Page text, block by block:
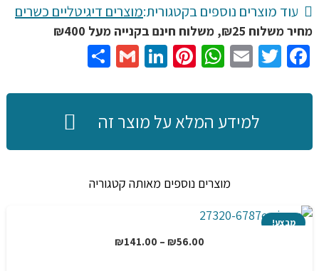
דיגיטלית
4K
איכות
מדהימה
עם
מתקפל
ושלט,
עוד מוצרים נוספים בקטגורית:מוצרים דיגיטליים כשרים
מחיר משלוח ₪25, משלוח חינם בקנייה מעל ₪400
Facebook
Twitter
Email
WhatsApp
Pinterest
LinkedIn
Gmail
למידע המלא על מוצר זה
מוצרים נוספים מאותה קטגוריה
מבצע!
₪56.00
–
₪141.00